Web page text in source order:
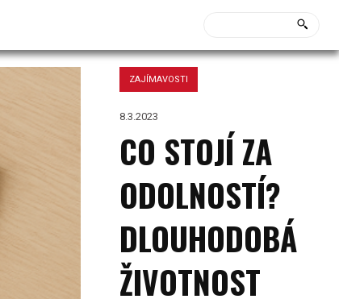
ZAJÍMAVOSTI
8.3.2023
CO STOJÍ ZA
ODOLNOSTÍ?
DLOUHODOBÁ
ŽIVOTNOST